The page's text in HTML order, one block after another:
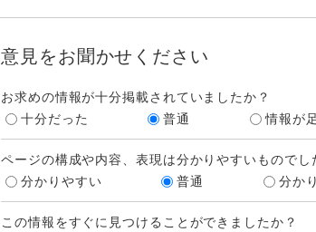
意見をお聞かせください
お求めの情報が十分掲載されていましたか？
十分だった
普通 情報が
ページの構成や内容、表現は分かりやすいものでし
分かりやすい
普通 分か
この情報をすぐに見つけることができましたか？